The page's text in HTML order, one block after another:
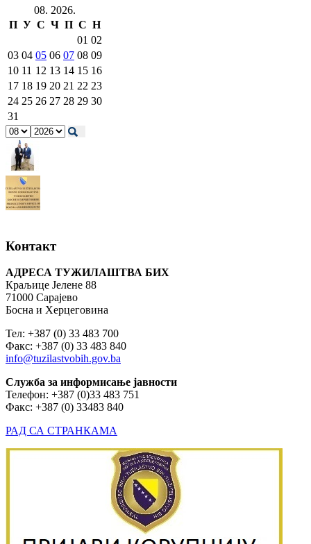
08. 2026.
П У С Ч П С Н
01 02
03 04 05 06 07 08 09
10 11 12 13 14 15 16
17 18 19 20 21 22 23
24 25 26 27 28 29 30
31
Контакт
АДРЕСА ТУЖИЛАШТВА БИХ
Краљице Јелене 88
71000 Сарајево
Босна и Херцеговина
Тел: +387 (0) 33 483 700
Факс: +387 (0) 33 483 840
info@tuzilastvobih.gov.ba
Служба за информисање јавности
Телефон: +387 (0)33 483 751
Факс: +387 (0) 33483 840
РАД СА СТРАНКАМА